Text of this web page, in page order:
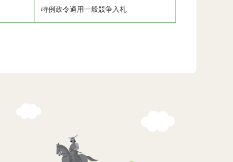
特例政令適用一般競争入札